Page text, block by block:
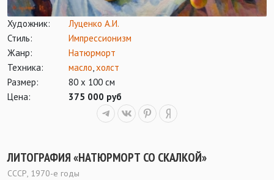
Художник:
Луценко А.И.
Стиль:
Импрессионизм
Жанр:
Натюрморт
Техника:
масло,холст
Размер:
80 х 100 см
Цена:
375 000 руб
ЛИТОГРАФИЯ «НАТЮРМОРТ СО СКАЛКОЙ»
СССР, 1970-е годы